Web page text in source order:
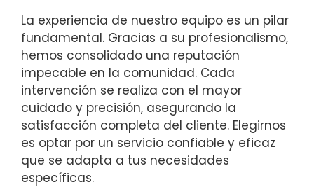
La experiencia de nuestro equipo es un pilar
fundamental. Gracias a su profesionalismo,
hemos consolidado una reputación
impecable en la comunidad. Cada
intervención se realiza con el mayor
cuidado y precisión, asegurando la
satisfacción completa del cliente. Elegirnos
es optar por un servicio confiable y eficaz
que se adapta a tus necesidades
específicas.